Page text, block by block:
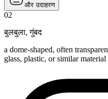
और उदाहरण
02
बुलबुला,गुंबद
a dome-shaped, often
glass, plastic, or similar material